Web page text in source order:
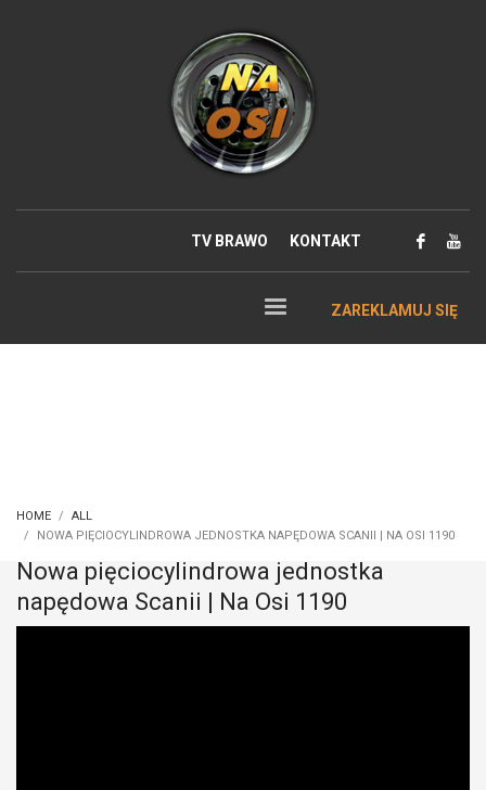
TV BRAWO KONTAKT
ZAREKLAMUJ SIĘ
HOME
ALL
NOWA PIĘCIOCYLINDROWA JEDNOSTKA NAPĘDOWA SCANII | NA OSI 1190
Nowa pięciocylindrowa jednostka
napędowa Scanii | Na Osi 1190